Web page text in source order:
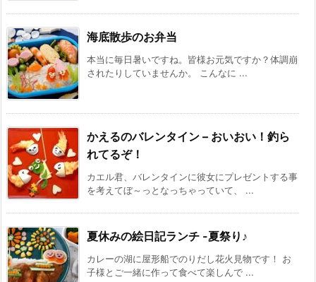
海底散歩のお弁当
本当に毎日暑いですね。皆様お元気ですか？体調崩
されたりしていませんか。 こんなに ...
かえるのバレンタイン – おいおい！釣ら
れてるぞ！
カエル君、バレンタインに彼女にプレゼントする事
を考えてぼ～っとなっちゃっていて、 ...
夏休みの絵日記ランチ -夏祭り♪
カレーの湖に屋形船でのりだし花火見物です！ お
子様とご一緒に作って食べて楽しんで ...